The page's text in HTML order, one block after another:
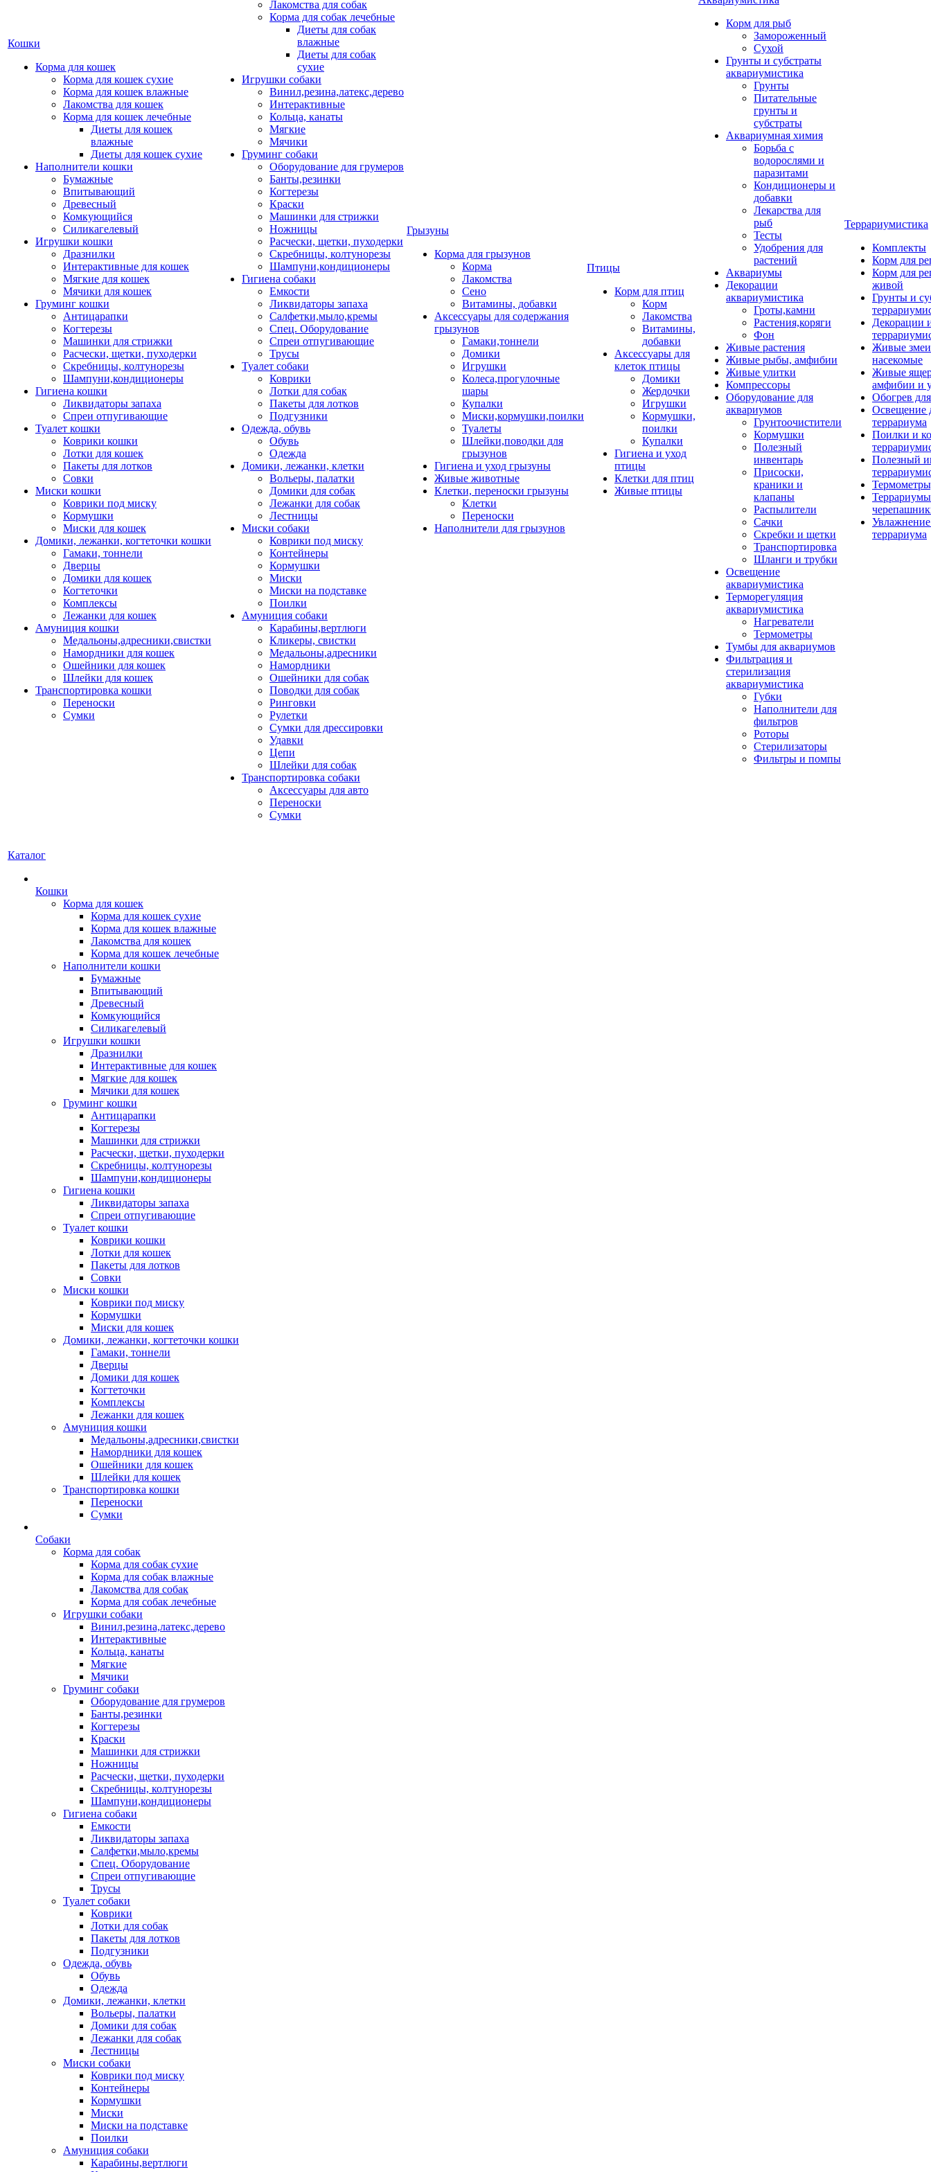
Кошки
Корма для кошек
Корма для кошек сухие
Корма для кошек влажные
Лакомства для кошек
Корма для кошек лечебные
Диеты для кошек
влажные
Диеты для кошек сухие
Наполнители кошки
Бумажные
Впитывающий
Древесный
Комкующийся
Силикагелевый
Игрушки кошки
Дразнилки
Интерактивные для кошек
Мягкие для кошек
Мячики для кошек
Груминг кошки
Антицарапки
Когтерезы
Машинки для стрижки
Расчески, щетки, пуходерки
Скребницы, колтунорезы
Шампуни,кондиционеры
Гигиена кошки
Ликвидаторы запаха
Спреи отпугивающие
Туалет кошки
Коврики кошки
Лотки для кошек
Пакеты для лотков
Совки
Миски кошки
Коврики под миску
Кормушки
Миски для кошек
Домики, лежанки, когтеточки кошки
Гамаки, тоннели
Дверцы
Домики для кошек
Когтеточки
Комплексы
Лежанки для кошек
Амуниция кошки
Медальоны,адресники,свистки
Намордники для кошек
Ошейники для кошек
Шлейки для кошек
Транспортировка кошки
Переноски
Сумки
Лакомства для собак
Корма для собак лечебные
Диеты для собак
влажные
Диеты для собак
сухие
Игрушки собаки
Винил,резина,латекс,дерево
Интерактивные
Кольца, канаты
Мягкие
Мячики
Груминг собаки
Оборудование для грумеров
Банты,резинки
Когтерезы
Краски
Машинки для стрижки
Ножницы
Расчески, щетки, пуходерки
Скребницы, колтунорезы
Шампуни,кондиционеры
Гигиена собаки
Емкости
Ликвидаторы запаха
Салфетки,мыло,кремы
Спец. Оборудование
Спреи отпугивающие
Трусы
Туалет собаки
Коврики
Лотки для собак
Пакеты для лотков
Подгузники
Одежда, обувь
Обувь
Одежда
Домики, лежанки, клетки
Вольеры, палатки
Домики для собак
Лежанки для собак
Лестницы
Миски собаки
Коврики под миску
Контейнеры
Кормушки
Миски
Миски на подставке
Поилки
Амуниция собаки
Карабины,вертлюги
Кликеры, свистки
Медальоны,адресники
Намордники
Ошейники для собак
Поводки для собак
Ринговки
Рулетки
Сумки для дрессировки
Удавки
Цепи
Шлейки для собак
Транспортировка собаки
Аксессуары для авто
Переноски
Сумки
Грызуны
Корма для грызунов
Корма
Лакомства
Сено
Витамины, добавки
Аксессуары для содержания
грызунов
Гамаки,тоннели
Домики
Игрушки
Колеса,прогулочные
шары
Купалки
Миски,кормушки,поилки
Туалеты
Шлейки,поводки для
грызунов
Гигиена и уход грызуны
Живые животные
Клетки, переноски грызуны
Клетки
Переноски
Наполнители для грызунов
Птицы
Корм для птиц
Корм
Лакомства
Витамины,
добавки
Аксессуары для
клеток птицы
Домики
Жердочки
Игрушки
Кормушки,
поилки
Купалки
Гигиена и уход
птицы
Клетки для птиц
Живые птицы
Корм для рыб
Замороженный
Сухой
Грунты и субстраты
аквариумистика
Грунты
Питательные
грунты и
субстраты
Аквариумная химия
Борьба с
водорослями и
паразитами
Кондиционеры и
добавки
Лекарства для
рыб
Тесты
Удобрения для
растений
Аквариумы
Декорации
аквариумистика
Гроты,камни
Растения,коряги
Фон
Живые растения
Живые рыбы, амфибии
Живые улитки
Компрессоры
Оборудование для
аквариумов
Грунтоочистители
Кормушки
Полезный
инвентарь
Присоски,
краники и
клапаны
Распылители
Сачки
Скребки и щетки
Транспортировка
Шланги и трубки
Освещение
аквариумистика
Терморегуляция
аквариумистика
Нагреватели
Термометры
Тумбы для аквариумов
Фильтрация и
стерилизация
аквариумистика
Губки
Наполнители для
фильтров
Роторы
Стерилизаторы
Фильтры и помпы
Террариумистика
Комплекты
Корм для
Корм для
живой
Грунты и
Декорации
Живые
насекомые
Живые
амфибии и
Обогрев
Освещение
террариума
Поилки и
Полезный
террариума
Каталог
Кошки
Корма для кошек
Корма для кошек сухие
Корма для кошек влажные
Лакомства для кошек
Корма для кошек лечебные
Наполнители кошки
Бумажные
Впитывающий
Древесный
Комкующийся
Силикагелевый
Игрушки кошки
Дразнилки
Интерактивные для кошек
Мягкие для кошек
Мячики для кошек
Груминг кошки
Антицарапки
Когтерезы
Машинки для стрижки
Расчески, щетки, пуходерки
Скребницы, колтунорезы
Шампуни,кондиционеры
Гигиена кошки
Ликвидаторы запаха
Спреи отпугивающие
Туалет кошки
Коврики кошки
Лотки для кошек
Пакеты для лотков
Совки
Миски кошки
Коврики под миску
Кормушки
Миски для кошек
Домики, лежанки, когтеточки кошки
Гамаки, тоннели
Дверцы
Домики для кошек
Когтеточки
Комплексы
Лежанки для кошек
Амуниция кошки
Медальоны,адресники,свистки
Намордники для кошек
Ошейники для кошек
Шлейки для кошек
Транспортировка кошки
Переноски
Сумки
Собаки
Корма для собак
Корма для собак сухие
Корма для собак влажные
Лакомства для собак
Корма для собак лечебные
Игрушки собаки
Винил,резина,латекс,дерево
Интерактивные
Кольца, канаты
Мягкие
Мячики
Груминг собаки
Оборудование для грумеров
Банты,резинки
Когтерезы
Краски
Машинки для стрижки
Ножницы
Расчески, щетки, пуходерки
Скребницы, колтунорезы
Шампуни,кондиционеры
Гигиена собаки
Емкости
Ликвидаторы запаха
Салфетки,мыло,кремы
Спец. Оборудование
Спреи отпугивающие
Трусы
Туалет собаки
Коврики
Лотки для собак
Пакеты для лотков
Подгузники
Одежда, обувь
Обувь
Одежда
Домики, лежанки, клетки
Вольеры, палатки
Домики для собак
Лежанки для собак
Лестницы
Миски собаки
Коврики под миску
Контейнеры
Кормушки
Миски
Миски на подставке
Поилки
Амуниция собаки
Карабины,вертлюги